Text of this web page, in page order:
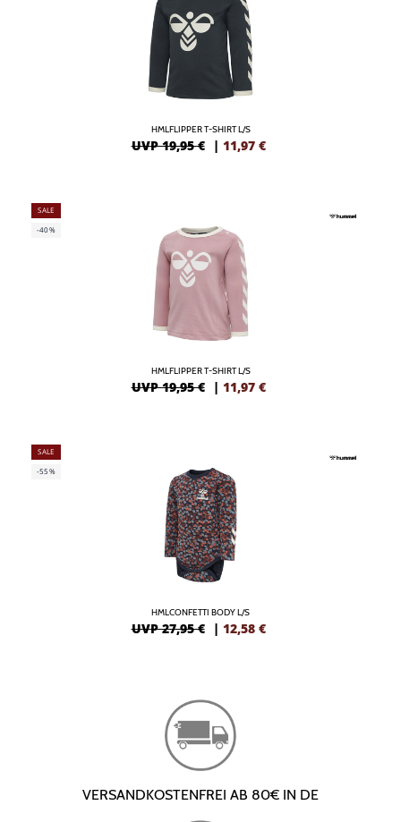
HMLFLIPPER T-SHIRT L/S
UVP 19,95 € | 11,97 €
SALE
-40%
HMLFLIPPER T-SHIRT L/S
UVP 19,95 € | 11,97 €
SALE
-55%
HMLCONFETTI BODY L/S
UVP 27,95 € | 12,58 €
VERSANDKOSTENFREI AB 80€ IN DE